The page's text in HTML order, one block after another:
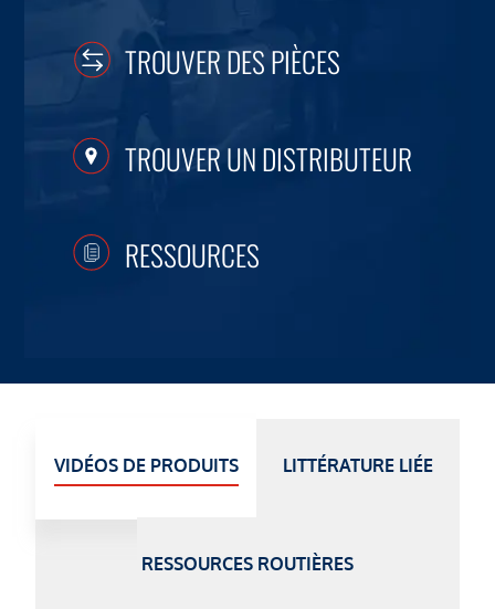
TROUVER DES PIÈCES
TROUVER UN DISTRIBUTEUR
RESSOURCES
VIDÉOS DE PRODUITS LITTÉRATURE LIÉE
RESSOURCES ROUTIÈRES